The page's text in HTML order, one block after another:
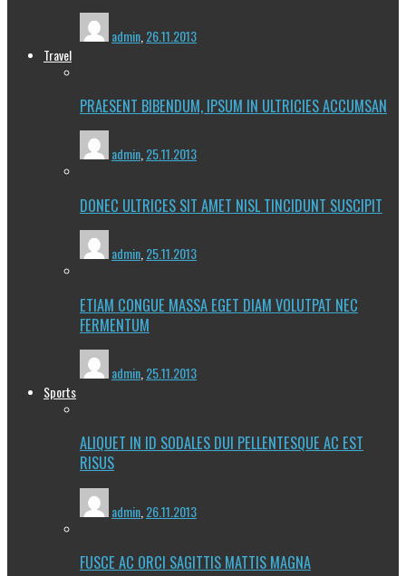
admin 26.11.2013
Travel
PRAESENT BIBENDUM, IPSUM IN ULTRICIES ACCUMSAN
admin,25.11.2013
DONEC ULTRICES SIT AMET NISL TINCIDUNT SUSCIPIT
admin 25.11.2013
ETIAM CONGUE MASSA EGET DIAM VOLUTPAT NEC
FERMENTUM
admin 25.11.2013
Sports
ALIQUET IN ID SODALES DUI PELLENTESQUE AC EST
RISUS
admin 26.11.2013
FUSCE AC ORCI SAGITTIS MATTIS MAGNA